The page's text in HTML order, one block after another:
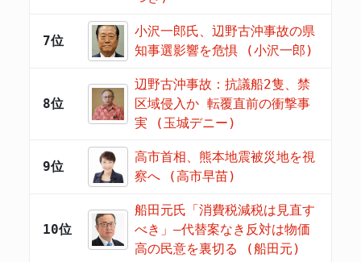
7位
小沢一郎氏、辺野古沖事故の県
知事選影響を危惧 (小沢一郎)
8位
辺野古沖事故：抗議船2隻、禁
区域侵入か 転覆直前の衝撃事
実 (玉城デニー)
9位
高市首相、熊本地震被災地を視
察へ (高市早苗)
10位
船田元氏「消費税減税は見直す
べき」―代替案なき反対は物価
高の民意を裏切る (船田元)